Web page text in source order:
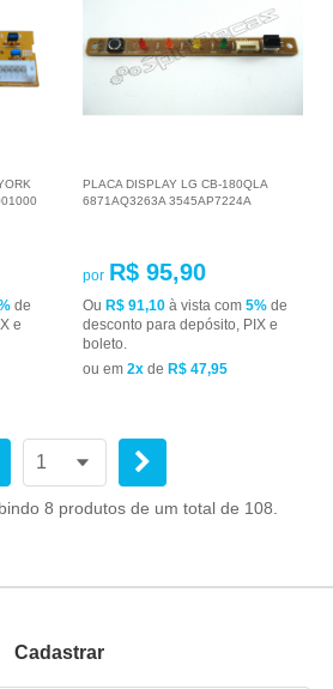
de
e
PLACA DISPLAY LG CB-180QLA
6871AQ3263A 3545AP7224A
por R$ 95,90
Ou R$ 91,10 à vista com 5% de
desconto para depósito, PIX e
boleto.
ou em 2x de R$ 47,95
8 produtos de um total de 108.
Cadastrar